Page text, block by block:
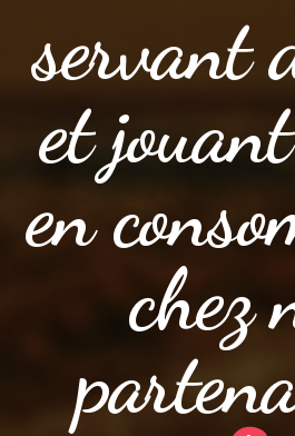
servant
et
en
chez